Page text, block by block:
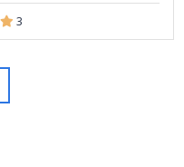
3